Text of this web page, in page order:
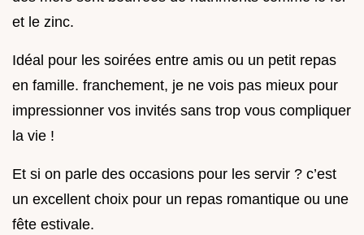
et le zinc.
Idéal pour les soirées entre amis ou un petit repas
en famille. franchement, je ne vois pas mieux pour
impressionner vos invités sans trop vous compliquer
la vie !
Et si on parle des occasions pour les servir ? c’est
un excellent choix pour un repas romantique ou une
fête estivale.